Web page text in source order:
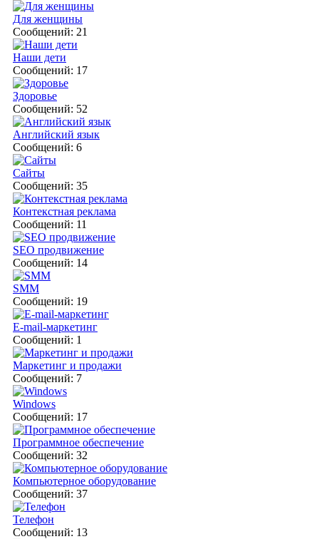
Для женщины
Сообщений: 21
Наши дети
Сообщений: 17
Здоровье
Сообщений: 52
Английский язык
Сообщений: 6
Сайты
Сообщений: 35
Контекстная реклама
Сообщений: 11
SEO продвижение
Сообщений: 14
SMM
Сообщений: 19
E-mail-маркетинг
Сообщений: 1
Маркетинг и продажи
Сообщений: 7
Windows
Сообщений: 17
Программное обеспечение
Сообщений: 32
Компьютерное оборудование
Сообщений: 37
Телефон
Сообщений: 13